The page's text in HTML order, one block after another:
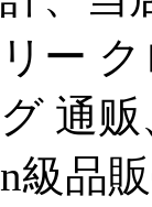
リー
グ 通
n級品